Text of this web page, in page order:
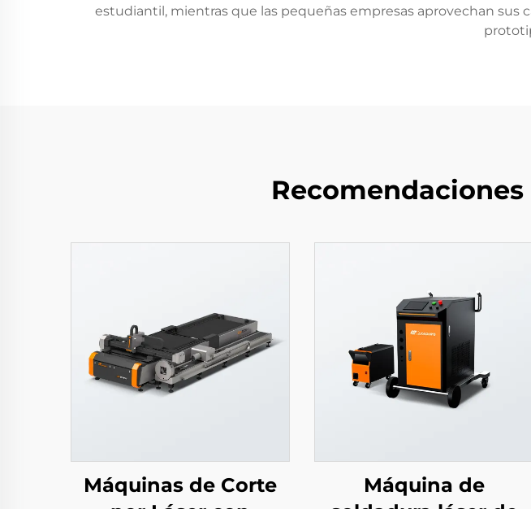
estudiantil, mientras que las pequeñas empresas aprovechan sus
Máquinas de Corte
Máquina de